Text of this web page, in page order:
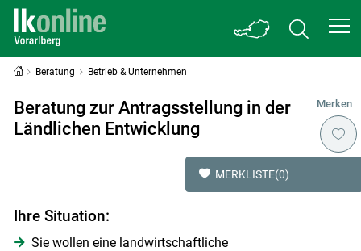
Beratung Betrieb & Unternehmen
Merken
Beratung zur Antragsstellung in der
Ländlichen Entwicklung
MERKLISTE(0)
Ihre Situation:
Sie wollen eine landwirtschaftliche